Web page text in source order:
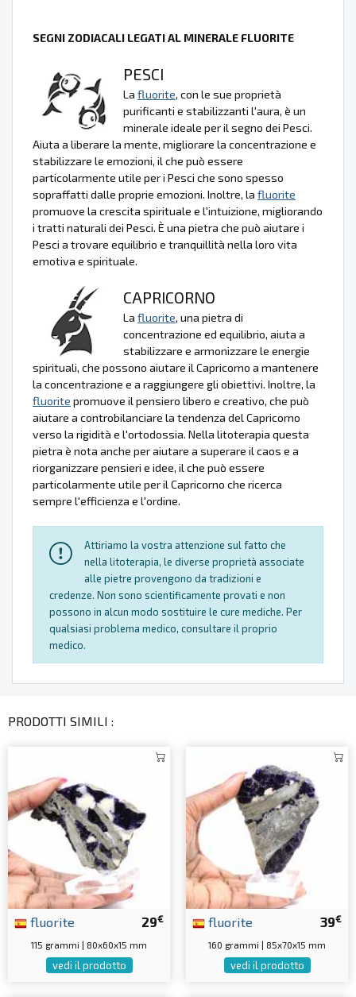
SEGNI ZODIACALI LEGATI AL MINERALE FLUORITE
PESCI
La fluorite, con le sue proprietà
purificanti e stabilizzanti l'aura, è un
minerale ideale per il segno dei Pesci.
Aiuta a liberare la mente, migliorare la concentrazione e
stabilizzare le emozioni, il che può essere
particolarmente utile per i Pesci che sono spesso
sopraffatti dalle proprie emozioni. Inoltre, la fluorite
promuove la crescita spirituale e l'intuizione, migliorando
i tratti naturali dei Pesci. È una pietra che può aiutare i
Pesci a trovare equilibrio e tranquillità nella loro vita
emotiva e spirituale.
CAPRICORNO
La fluorite, una pietra di
concentrazione ed equilibrio, aiuta a
stabilizzare e armonizzare le energie
spirituali, che possono aiutare il Capricorno a mantenere
la concentrazione e a raggiungere gli obiettivi. Inoltre, la
fluorite promuove il pensiero libero e creativo, che può
aiutare a controbilanciare la tendenza del Capricorno
verso la rigidità e l'ortodossia. Nella litoterapia questa
pietra è nota anche per aiutare a superare il caos e a
riorganizzare pensieri e idee, il che può essere
particolarmente utile per il Capricorno che ricerca
sempre l'efficienza e l'ordine.
Attiriamo la vostra attenzione sul fatto che
nella litoterapia, le diverse proprietà associate
alle pietre provengono da tradizioni e
credenze. Non sono scientificamente provati e non
possono in alcun modo sostituire le cure mediche. Per
qualsiasi problema medico, consultare il proprio
medico.
PRODOTTI SIMILI :
29€
fluorite
115 grammi | 80x60x15 mm
vedi il prodotto
39€
fluorite
160 grammi | 85x70x15 mm
vedi il prodotto